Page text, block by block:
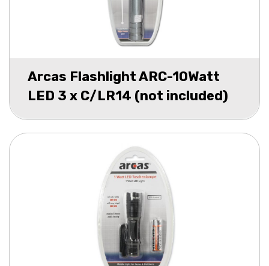
Arcas Flashlight ARC-10Watt
LED 3 x C/LR14 (not included)